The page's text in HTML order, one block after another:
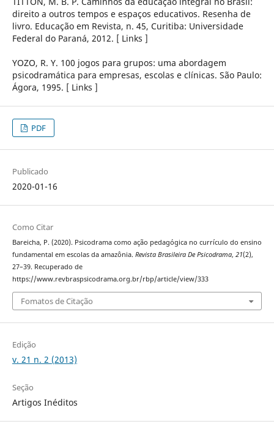
direito a outros tempos e espaços educativos. Resenha de
livro. Educação em Revista, n. 45, Curitiba: Universidade
Federal do Paraná, 2012. [ Links ]
YOZO, R. Y. 100 jogos para grupos: uma abordagem
psicodramática para empresas, escolas e clínicas. São Paulo:
Ágora, 1995. [ Links ]
PDF
Publicado
2020-01-16
Como Citar
Bareicha, P. (2020). Psicodrama como ação pedagógica no currículo do ensino
fundamental em escolas da amazônia. Revista Brasileira De Psicodrama, 21(2),
27–39. Recuperado de
https://www.revbraspsicodrama.org.br/rbp/article/view/333
Fomatos de Citação
Edição
v. 21 n. 2 (2013)
Seção
Artigos Inéditos